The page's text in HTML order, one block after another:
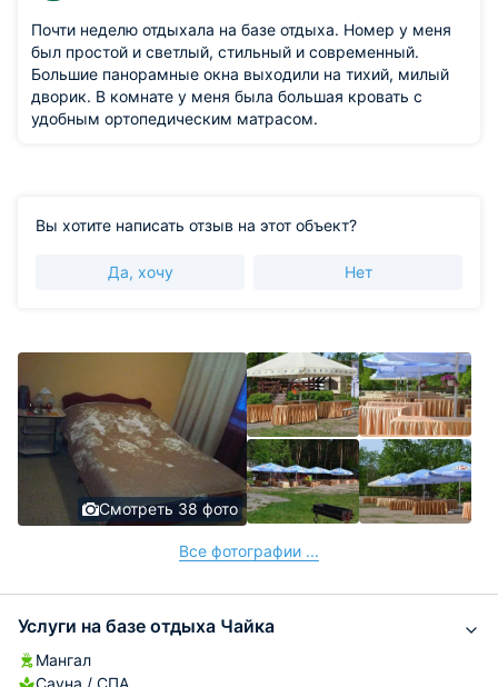
Почти неделю отдыхала на базе отдыха. Номер у меня
был простой и светлый, стильный и современный.
Большие панорамные окна выходили на тихий, милый
дворик. В комнате у меня была большая кровать с
удобным ортопедическим матрасом.
Вы хотите написать отзыв на этот объект?
Да, хочу Нет
Смотреть 38 фото
Все фотографии ...
Услуги на базе отдыха Чайка
Мангал
Сауна / СПА